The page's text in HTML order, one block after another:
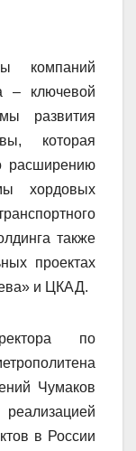
компаний
– ключевой
развития
которая
расширению
хордовых
также
проектах
и ЦКАД.
по
Чумаков
в России